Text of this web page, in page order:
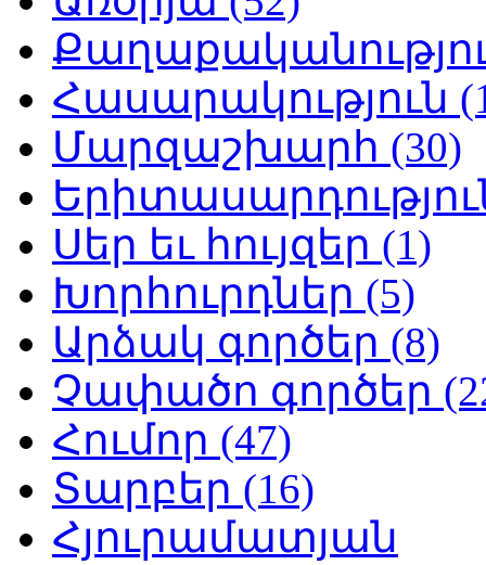
Հասարակություն
Մարզաշխարհ (30)
Սեր եւ հույզեր (1)
Խորհուրդներ (5)
Արձակ գործեր (8)
Չափածո գործեր
Հումոր (47)
Տարբեր (16)
Հյուրամատյան